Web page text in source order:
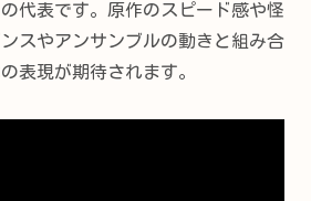
代表です。原作のスピード感や怪
スやアンサンブルの動きと組み合
表現が期待されます。